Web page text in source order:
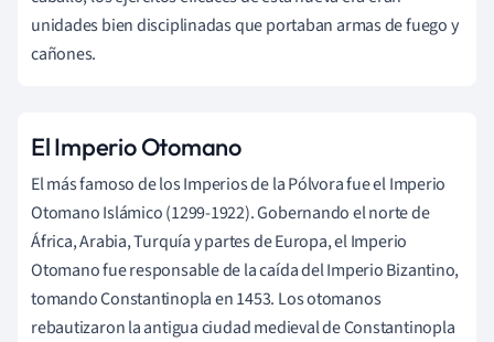
unidades bien disciplinadas que portaban armas de fuego y
cañones.
El Imperio Otomano
El más famoso de los Imperios de la Pólvora fue el Imperio
Otomano Islámico (1299-1922). Gobernando el norte de
África, Arabia, Turquía y partes de Europa, el Imperio
Otomano fue responsable de la caída del Imperio Bizantino,
tomando Constantinopla en 1453. Los otomanos
rebautizaron la antigua ciudad medieval de Constantinopla